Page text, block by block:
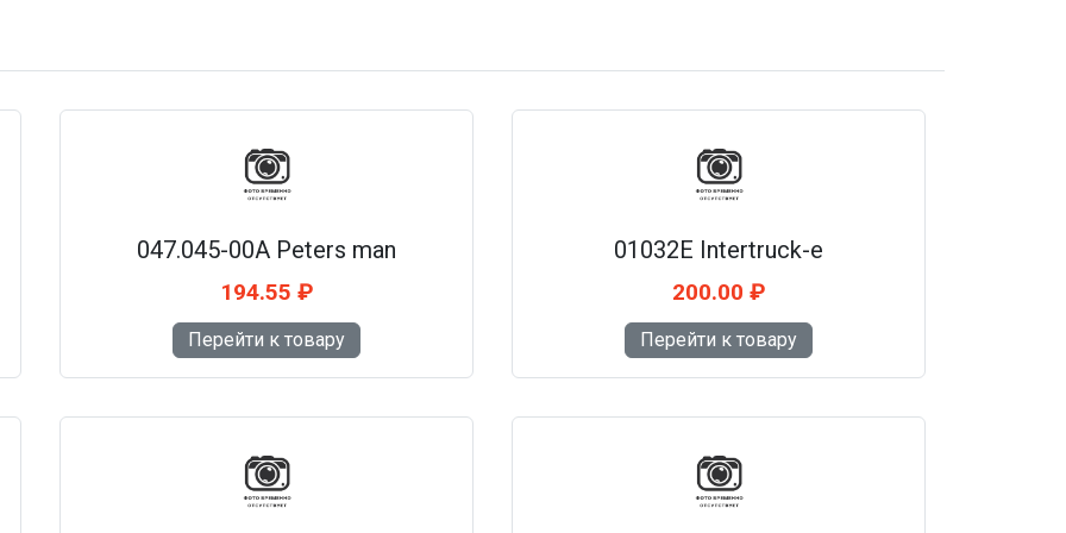
047.045-00A Peters man
194.55 ₽
Перейти к товару
01032E Intertruck-e
200.00 ₽
Перейти к товару